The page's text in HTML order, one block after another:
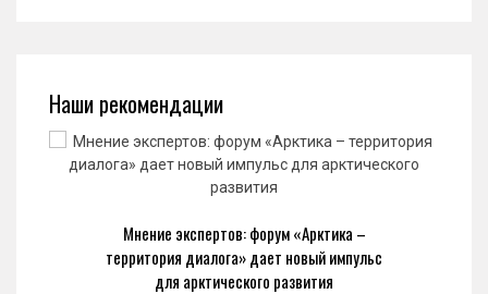
Наши рекомендации
Мнение экспертов: форум «Арктика –
территория диалога» дает новый импульс
для арктического развития